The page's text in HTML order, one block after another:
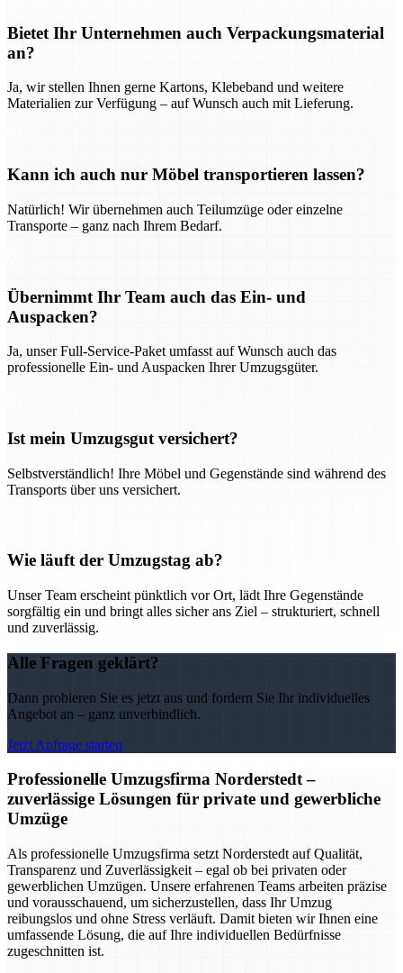
Bietet Ihr Unternehmen auch Verpackungsmaterial
an?
Ja, wir stellen Ihnen gerne Kartons, Klebeband und weitere
Materialien zur Verfügung – auf Wunsch auch mit Lieferung.
Kann ich auch nur Möbel transportieren lassen?
Natürlich! Wir übernehmen auch Teilumzüge oder einzelne
Transporte – ganz nach Ihrem Bedarf.
Übernimmt Ihr Team auch das Ein- und
Auspacken?
Ja, unser Full-Service-Paket umfasst auf Wunsch auch das
professionelle Ein- und Auspacken Ihrer Umzugsgüter.
Ist mein Umzugsgut versichert?
Selbstverständlich! Ihre Möbel und Gegenstände sind während des
Transports über uns versichert.
Wie läuft der Umzugstag ab?
Unser Team erscheint pünktlich vor Ort, lädt Ihre Gegenstände
sorgfältig ein und bringt alles sicher ans Ziel – strukturiert, schnell
und zuverlässig.
Alle Fragen geklärt?
Dann probieren Sie es jetzt aus und fordern Sie Ihr individuelles
Angebot an – ganz unverbindlich.
Jetzt Anfrage starten
Professionelle Umzugsfirma Norderstedt –
zuverlässige Lösungen für private und gewerbliche
Umzüge
Als professionelle Umzugsfirma setzt Norderstedt auf Qualität,
Transparenz und Zuverlässigkeit – egal ob bei privaten oder
gewerblichen Umzügen. Unsere erfahrenen Teams arbeiten präzise
und vorausschauend, um sicherzustellen, dass Ihr Umzug
reibungslos und ohne Stress verläuft. Damit bieten wir Ihnen eine
umfassende Lösung, die auf Ihre individuellen Bedürfnisse
zugeschnitten ist.